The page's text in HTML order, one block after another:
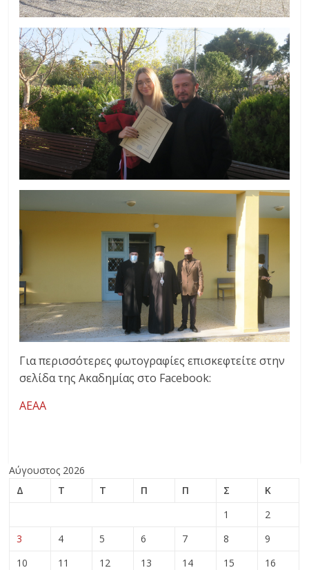
Για περισσότερες φωτογραφίες επισκεφτείτε στην
σελίδα της Ακαδημίας στο Facebook:
AEAA
Αύγουστος 2026
Δ
Τ Τ Π Π Σ
Κ
1
2
3
4 5 6 7 8
9
10
11 12 13 14 15
16